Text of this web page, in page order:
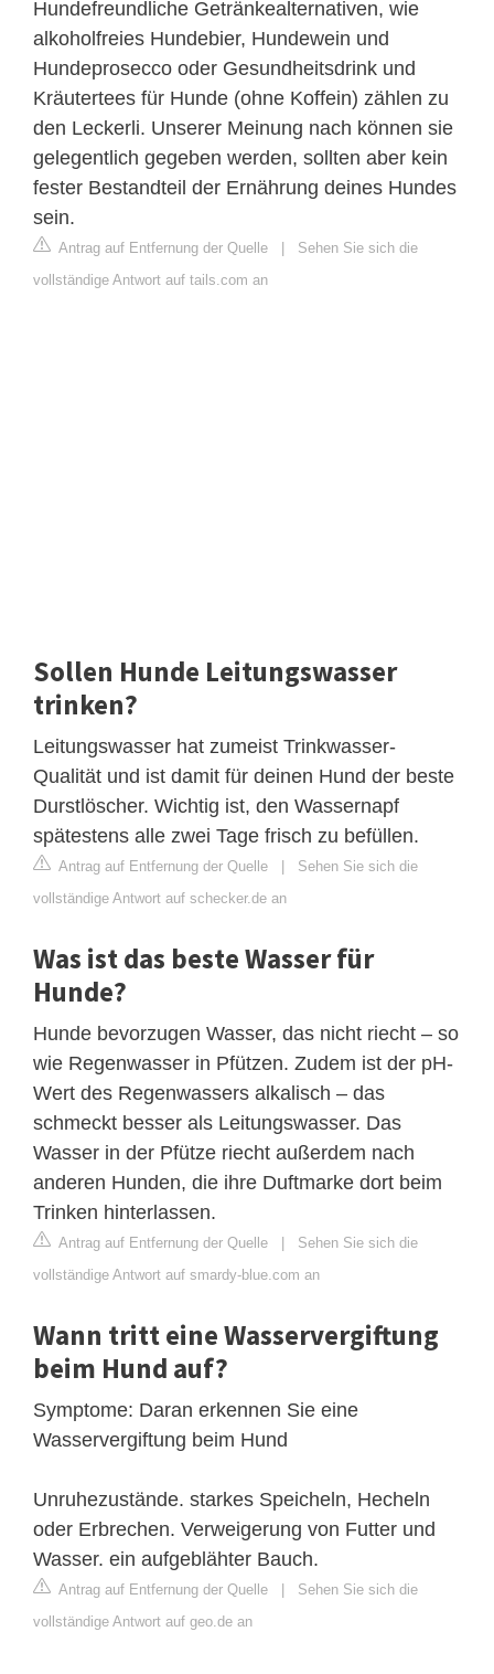
Hundefreundliche Getränkealternativen, wie
alkoholfreies Hundebier, Hundewein und
Hundeprosecco oder Gesundheitsdrink und
Kräutertees für Hunde (ohne Koffein) zählen zu
den Leckerli. Unserer Meinung nach können sie
gelegentlich gegeben werden, sollten aber kein
fester Bestandteil der Ernährung deines Hundes
sein.
Antrag auf Entfernung der Quelle | Sehen Sie sich die
vollständige Antwort auf tails.com an
Sollen Hunde Leitungswasser
trinken?
Leitungswasser hat zumeist Trinkwasser-
Qualität und ist damit für deinen Hund der beste
Durstlöscher. Wichtig ist, den Wassernapf
spätestens alle zwei Tage frisch zu befüllen.
Antrag auf Entfernung der Quelle | Sehen Sie sich die
vollständige Antwort auf schecker.de an
Was ist das beste Wasser für
Hunde?
Hunde bevorzugen Wasser, das nicht riecht – so
wie Regenwasser in Pfützen. Zudem ist der pH-
Wert des Regenwassers alkalisch – das
schmeckt besser als Leitungswasser. Das
Wasser in der Pfütze riecht außerdem nach
anderen Hunden, die ihre Duftmarke dort beim
Trinken hinterlassen.
Antrag auf Entfernung der Quelle | Sehen Sie sich die
vollständige Antwort auf smardy-blue.com an
Wann tritt eine Wasservergiftung
beim Hund auf?
Symptome: Daran erkennen Sie eine
Wasservergiftung beim Hund
Unruhezustände. starkes Speicheln, Hecheln
oder Erbrechen. Verweigerung von Futter und
Wasser. ein aufgeblähter Bauch.
Antrag auf Entfernung der Quelle | Sehen Sie sich die
vollständige Antwort auf geo.de an